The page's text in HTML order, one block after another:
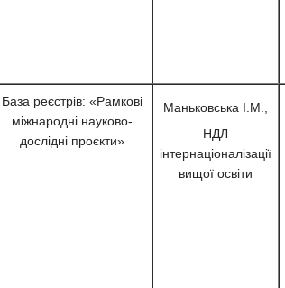
База реєстрів: «Рамкові
міжнародні науково-
дослідні проєкти»
Маньковська І.М.,
НДЛ
інтернаціоналізації
вищої освіти